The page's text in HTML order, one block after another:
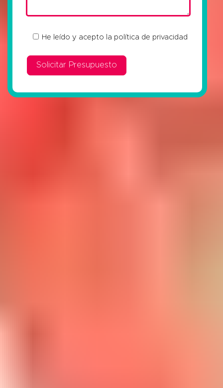
He leído y acepto la política de privacidad